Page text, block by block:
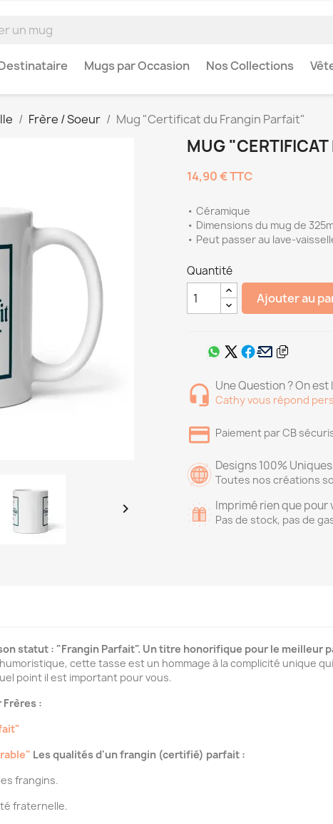
Mugs par Occasion Nos Collections
Frère / Soeur Mug "Certificat du Frangin Parfait"

MUG "CERTIFICAT
14,90 €TTC
• Céramique
• Dimensions du mug de
• Peut passer au lave-
Quantité
Ajouter au
Une Question ? On est
Cathy vous répond
Paiement par CB
Designs 100% Uniques
Toutes nos créations
Imprimé rien que pour
Pas de stock, pas de
statut : "Frangin Parfait". Un titre honorifique pour le meilleur
cette tasse est un hommage à la complicité unique
point il est important pour vous.
:
Les qualités d'un frangin (certifié) parfait :
frangins.
fraternelle.